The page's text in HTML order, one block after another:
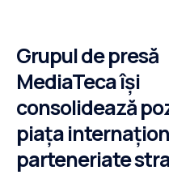
Grupul de presă
MediaTeca își
consolidează
piața
parteneriate